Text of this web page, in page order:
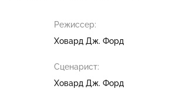
Режиссер:
Ховард Дж. Форд
Сценарист:
Ховард Дж. Форд